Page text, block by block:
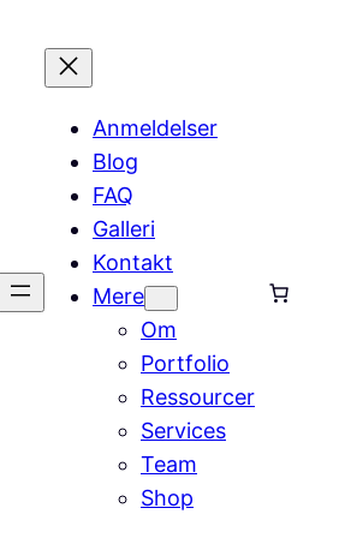
Anmeldelser
Blog
FAQ
Galleri
Kontakt
Mere
Om
Portfolio
Ressourcer
Services
Team
Shop